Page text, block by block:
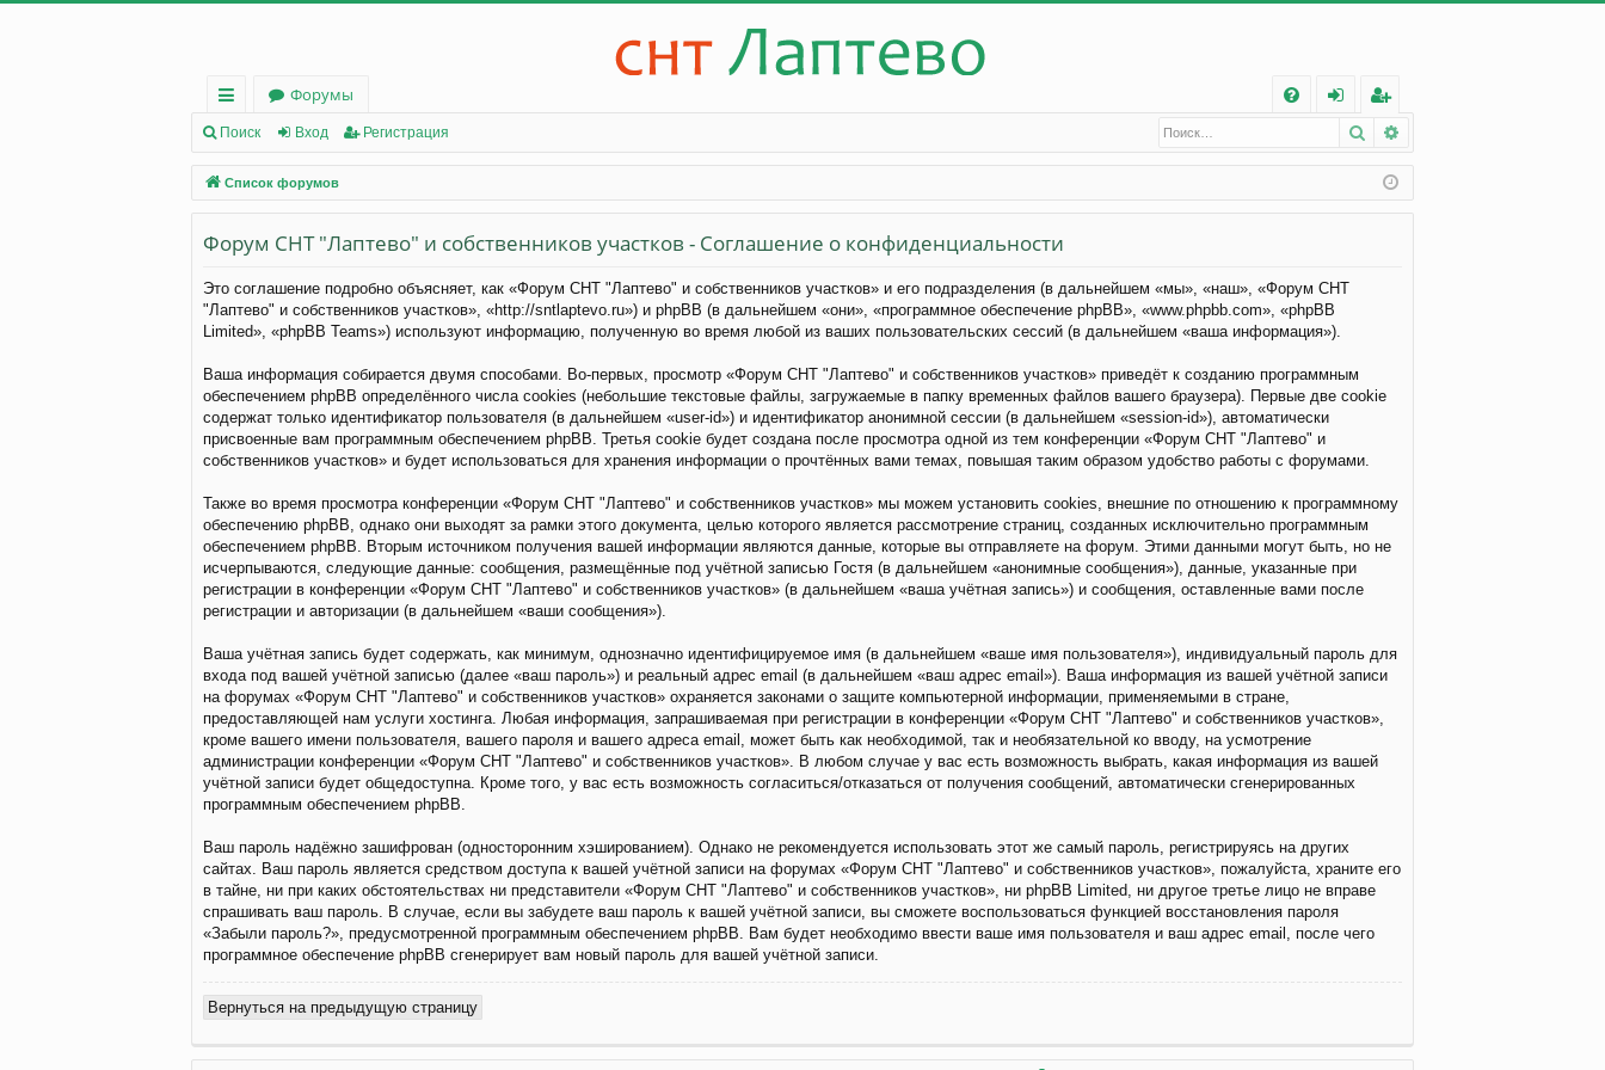
с
ы
лк
и
Форумы
Q
д
ег
ис
тр
Поиск Вход Регистрация Поиск
Список форумов
Форум СНТ "Лаптево" и собственников участков - Соглашение о конфиденциальности
Это соглашение подробно объясняет, как «Форум СНТ "Лаптево" и собственников участков» и его подразделения (в дальнейшем «мы», «наш», «Форум СНТ
"Лаптево" и собственников участков», «http://sntlaptevo.ru») и phpBB (в дальнейшем «они», «программное обеспечение phpBB», «www.phpbb.com», «phpBB
Limited», «phpBB Teams») используют информацию, полученную во время любой из ваших пользовательских сессий (в дальнейшем «ваша информация»).
Ваша информация собирается двумя способами. Во-первых, просмотр «Форум СНТ "Лаптево" и собственников участков» приведёт к созданию программным
обеспечением phpBB определённого числа cookies (небольшие текстовые файлы, загружаемые в папку временных файлов вашего браузера). Первые две cookie
содержат только идентификатор пользователя (в дальнейшем «user-id») и идентификатор анонимной сессии (в дальнейшем «session-id»), автоматически
присвоенные вам программным обеспечением phpBB. Третья cookie будет создана после просмотра одной из тем конференции «Форум СНТ "Лаптево" и
собственников участков» и будет использоваться для хранения информации о прочтённых вами темах, повышая таким образом удобство работы с форумами.
Также во время просмотра конференции «Форум СНТ "Лаптево" и собственников участков» мы можем установить cookies, внешние по отношению к программному
обеспечению phpBB, однако они выходят за рамки этого документа, целью которого является рассмотрение страниц, созданных исключительно программным
обеспечением phpBB. Вторым источником получения вашей информации являются данные, которые вы отправляете на форум. Этими данными могут быть, но не
исчерпываются, следующие данные: сообщения, размещённые под учётной записью Гостя (в дальнейшем «анонимные сообщения»), данные, указанные при
регистрации в конференции «Форум СНТ "Лаптево" и собственников участков» (в дальнейшем «ваша учётная запись») и сообщения, оставленные вами после
регистрации и авторизации (в дальнейшем «ваши сообщения»).
Ваша учётная запись будет содержать, как минимум, однозначно идентифицируемое имя (в дальнейшем «ваше имя пользователя»), индивидуальный пароль для
входа под вашей учётной записью (далее «ваш пароль») и реальный адрес email (в дальнейшем «ваш адрес email»). Ваша информация из вашей учётной записи
на форумах «Форум СНТ "Лаптево" и собственников участков» охраняется законами о защите компьютерной информации, применяемыми в стране,
предоставляющей нам услуги хостинга. Любая информация, запрашиваемая при регистрации в конференции «Форум СНТ "Лаптево" и собственников участков»,
кроме вашего имени пользователя, вашего пароля и вашего адреса email, может быть как необходимой, так и необязательной ко вводу, на усмотрение
администрации конференции «Форум СНТ "Лаптево" и собственников участков». В любом случае у вас есть возможность выбрать, какая информация из вашей
учётной записи будет общедоступна. Кроме того, у вас есть возможность согласиться/отказаться от получения сообщений, автоматически сгенерированных
программным обеспечением phpBB.
Ваш пароль надёжно зашифрован (односторонним хэшированием). Однако не рекомендуется использовать этот же самый пароль, регистрируясь на других
сайтах. Ваш пароль является средством доступа к вашей учётной записи на форумах «Форум СНТ "Лаптево" и собственников участков», пожалуйста, храните его
в тайне, ни при каких обстоятельствах ни представители «Форум СНТ "Лаптево" и собственников участков», ни phpBB Limited, ни другое третье лицо не вправе
спрашивать ваш пароль. В случае, если вы забудете ваш пароль к вашей учётной записи, вы сможете воспользоваться функцией восстановления пароля
«Забыли пароль?», предусмотренной программным обеспечением phpBB. Вам будет необходимо ввести ваше имя пользователя и ваш адрес email, после чего
программное обеспечение phpBB сгенерирует вам новый пароль для вашей учётной записи.
Вернуться на предыдущую страницу